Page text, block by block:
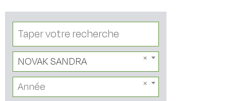
NOVAK SANDRA
Année